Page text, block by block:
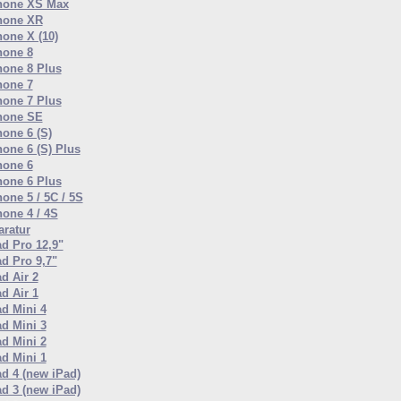
XS Max
XR
X (10)
8
8 Plus
7
7 Plus
SE
6 (S)
6 (S) Plus
6
6 Plus
5 / 5C / 5S
4 / 4S
Pro 12,9"
Pro 9,7"
Air 2
Air 1
Mini 4
Mini 3
Mini 2
Mini 1
4 (new iPad)
3 (new iPad)